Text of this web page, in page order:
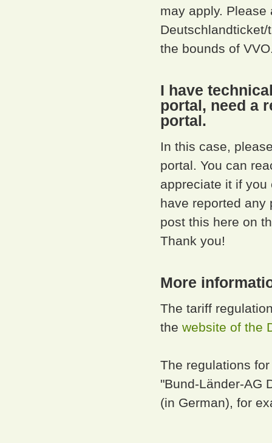
may apply.
the bounds of
I have
portal, need a
portal.
In this case,
portal. You can
appreciate it if
have reported any
post this here on
Thank you!
More
The tariff
the website of the
The regulations
"Bund-Länder-AG
(in German), for